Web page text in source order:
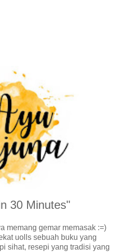
30 Minutes"
memang gemar memasak :=)
uolls sebuah buku yang
sihat, resepi yang tradisi yang